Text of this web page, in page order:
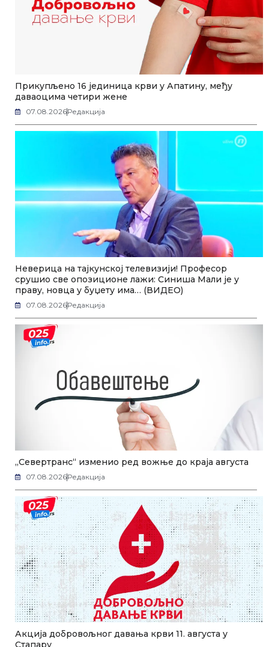
Прикупљено 16 јединица крви у Апатину, међу
даваоцима четири жене
07.08.2026Редакција
Неверица на тајкунској телевизији! Професор
срушио све опозиционе лажи: Синиша Мали је у
праву, новца у буџету има… (ВИДЕО)
07.08.2026Редакција
„Севертранс“ изменио ред вожње до краја августа
07.08.2026Редакција
Акција добровољног давања крви 11. августа у
Стапару